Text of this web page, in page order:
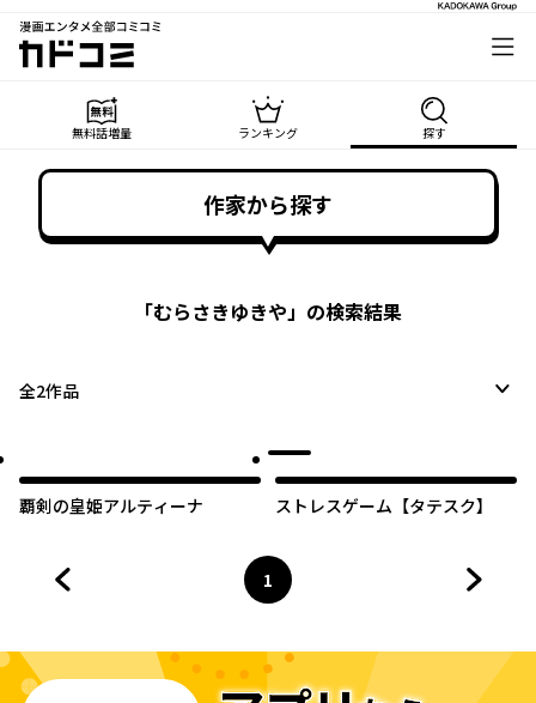
漫画エンタメ全部コミコミ
カドコミ
無料話増量 ランキング 探す
作家から探す
「むらさきゆきや」の検索結果
全2作品
覇剣の皇姫アルティーナ ストレスゲーム【タテスク】
ページ
1
へ